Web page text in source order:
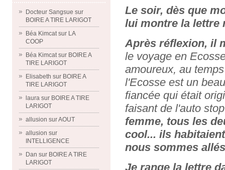
Docteur Sangsue sur
BOIRE A TIRE LARIGOT
Béa Kimcatsur LA
COOP
Béa Kimcatsur BOIRE A
TIRE LARIGOT
Elisabeth sur BOIRE A
TIRE LARIGOT
laura sur BOIRE A TIRE
LARIGOT
allusion surAOUT
allusion sur
INTELLIGENCE
Dan sur BOIRE A TIRE
LARIGOT
Le soir, dès que
lui montre la lettre
Après réflexion, il
le voyage en
amoureux, au
l'Ecosse est un
fiancée qui était
faisant de l'auto
femme, tous les
cool... ils
nous sommes
Je range la lettre